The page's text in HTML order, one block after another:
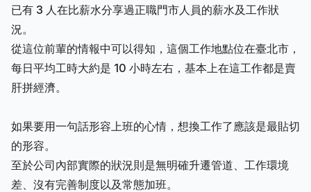
已有 3 人在比薪水分享過正職門市人員的薪水及工作狀
況。
從這位前輩的情報中可以得知，這個工作地點位在臺北市，
每日平均工時大約是 10 小時左右，基本上在這工作都是賣
肝拼經濟。
如果要用一句話形容上班的心情，想換工作了應該是最貼切
的形容。
至於公司內部實際的狀況則是無明確升遷管道、工作環境
差、沒有完善制度以及常態加班。